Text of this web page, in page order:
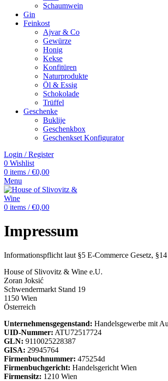
Schaumwein
Gin
Feinkost
Ajvar & Co
Gewürze
Honig
Kekse
Konfitüren
Naturprodukte
Öl & Essig
Schokolade
Trüffel
Geschenke
Buklije
Geschenkbox
Geschenkset Konfigurator
Login / Register
0 Wishlist
0 items / €0,00
Menu
0 items / €0,00
Impressum
Informationspflicht laut §5 E-Commerce Gesetz,
House of Slivovitz & Wine e.U.
Zoran Joksić
Schwendermarkt Stand 19
1150 Wien
Österreich
Unternehmensgegenstand: Handelsgewerbe mit
UID-Nummer: ATU72517724
GLN: 9110025228387
GISA: 29945764
Firmenbuchnummer: 475254d
Firmenbuchgericht: Handelsgericht Wien
Firmensitz: 1210 Wien